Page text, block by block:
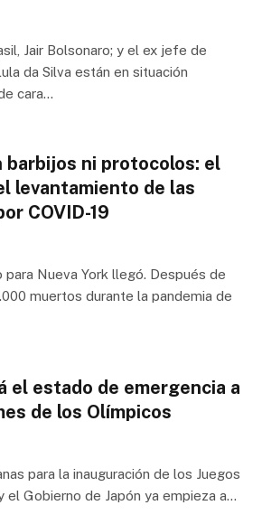
Jair Bolsonaro; y el ex jefe de
da Silva están en situación
cara…
barbijos ni protocolos: el
levantamiento de las
COVID-19
para Nueva York llegó. Después de
muertos durante la pandemia de
el estado de emergencia a
de los Olímpicos
para la inauguración de los Juegos
el Gobierno de Japón ya empieza a…